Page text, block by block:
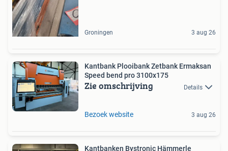
Groningen 3 aug 26
Kantbank Plooibank Zetbank Ermaksan
Speed bend pro 3100x175
Zie omschrijving Details
Bezoek website 3 aug 26
Kantbanken Bystronic Hämmerle